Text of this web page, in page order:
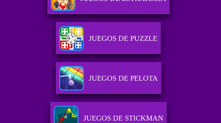
JUEGOS DE PUZZLE
JUEGOS DE PELOTA
JUEGOS DE STICKMAN